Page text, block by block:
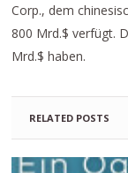
Corp., dem
800 Mrd.$ verfügt.
Mrd.$ haben.
RELATED POSTS